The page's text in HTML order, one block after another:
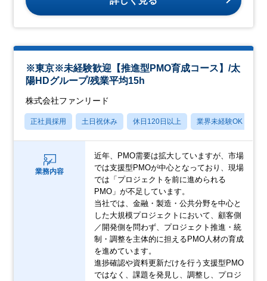
※東京※未経験歓迎【推進型PMO育成コース】/太
陽HDグループ/残業平均15h
株式会社ファンリード
正社員採用 土日祝休み 休日120日以上 業界未経験OK
業務内容
近年、PMO需要は拡大していますが、市場
では支援型PMOが中心となっており、現場
では「プロジェクトを前に進められる
PMO」が不足しています。
当社では、金融・製造・公共分野を中心と
した大規模プロジェクトにおいて、顧客側
／開発側を問わず、プロジェクト推進・統
制・調整を主体的に担えるPMO人材の育成
を進めています。
進捗確認や資料更新だけを行う支援型PMO
ではなく、課題を発見し、調整し、プロジ